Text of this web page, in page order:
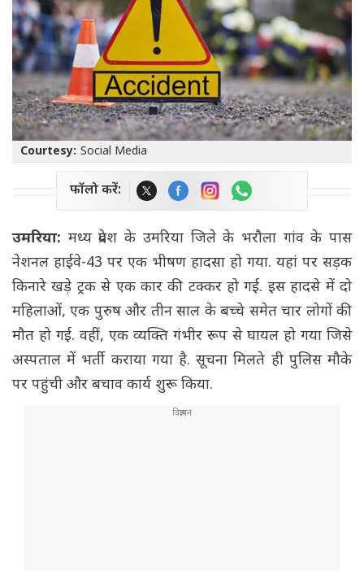
Courtesy: Social Media
फॉलो करें:
उमरिया: मध्य प्रदेश के उमरिया जिले के भरौला गांव के पास
नेशनल हाईवे-43 पर एक भीषण हादसा हो गया. यहां पर सड़क
किनारे खड़े ट्रक से एक कार की टक्कर हो गई. इस हादसे में दो
महिलाओं, एक पुरुष और तीन साल के बच्चे समेत चार लोगों की
मौत हो गई. वहीं, एक व्यक्ति गंभीर रूप से घायल हो गया जिसे
अस्पताल में भर्ती कराया गया है. सूचना मिलते ही पुलिस मौके
पर पहुंची और बचाव कार्य शुरू किया.